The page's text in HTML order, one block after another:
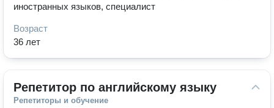
иностранных языков, специалист
Возраст
36 лет
Репетитор по английскому языку
Репетиторы и обучение